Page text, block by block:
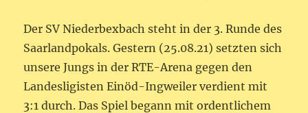
Der SV Niederbexbach steht in der 3. Runde des
Saarlandpokals. Gestern (25.08.21) setzten sich
unsere Jungs in der RTE-Arena gegen den
Landesligisten Einöd-Ingweiler verdient mit
3:1 durch. Das Spiel begann mit ordentlichem